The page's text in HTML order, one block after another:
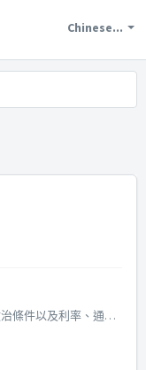
Chinese...
費率變化的原因有很多。經濟和政治條件以及利率、通貨膨脹、重大經濟事件以及供需都可能影響資產的價值。